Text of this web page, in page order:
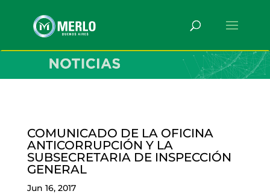
COMUNICADO DE LA OFICINA
ANTICORRUPCIÓN Y LA
SUBSECRETARIA DE INSPECCIÓN
GENERAL
Jun 16, 2017